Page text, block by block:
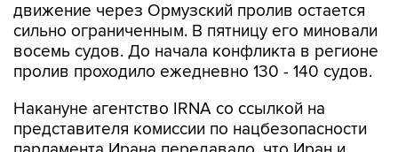
движение через Ормузский пролив остается
сильно ограниченным. В пятницу его миновали
восемь судов. До начала конфликта в регионе
пролив проходило ежедневно 130 - 140 судов.
Накануне агентство IRNA со ссылкой на
представителя комиссии по нацбезопасности